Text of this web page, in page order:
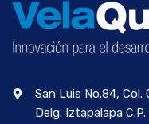
San Luis No.84, Col.
Delg. Iztapalapa